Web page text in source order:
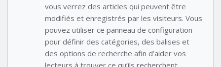
vous verrez des articles qui peuvent être
modifiés et enregistrés par les visiteurs. Vous
pouvez utiliser ce panneau de configuration
pour définir des catégories, des balises et
des options de recherche afin d’aider vos
lecteurs à trouver ce qu’ils recherchent.